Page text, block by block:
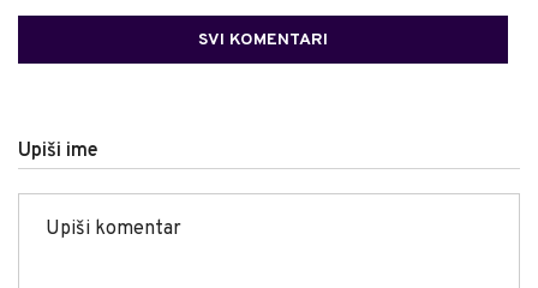
SVI KOMENTARI
Upiši ime